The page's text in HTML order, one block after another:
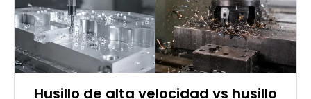
Husillo de alta velocidad vs husillo